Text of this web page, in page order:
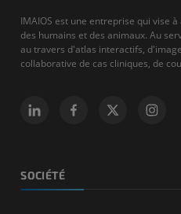
IMAIOS est une entreprise qui vise
des humains et des animaux. Au
au travers d'atlas interactifs,
collaborative de cas cliniques, de
SOCIÉTÉ